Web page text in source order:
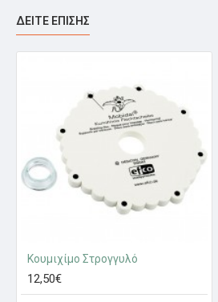
ΔΕΊΤΕ ΕΠΊΣΗΣ
Κουμιχίμο Στρογγυλό
12,50€